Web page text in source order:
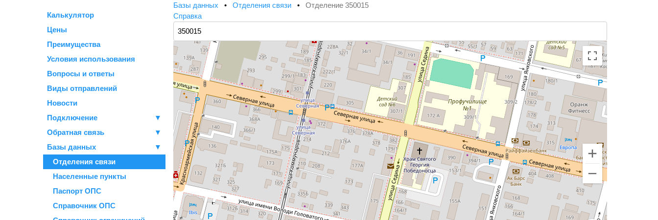
Калькулятор
Цены
Преимущества
Условия использования
Вопросы и ответы
Виды отправлений
Новости
Подключение
▼
Обратная связь
▼
Базы данных
▼
Отделения связи
Населенные пункты
Паспорт ОПС
Справочник ОПС
Базы данных • Отделения связи • Отделение 350015
Справка